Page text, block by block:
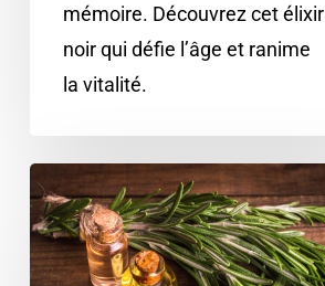
mémoire. Découvrez cet élixir
noir qui défie l’âge et ranime
la vitalité.